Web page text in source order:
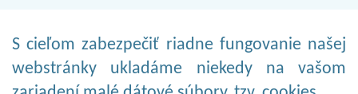
S cieľom zabezpečiť riadne fungovanie našej
webstránky ukladáme niekedy na vašom